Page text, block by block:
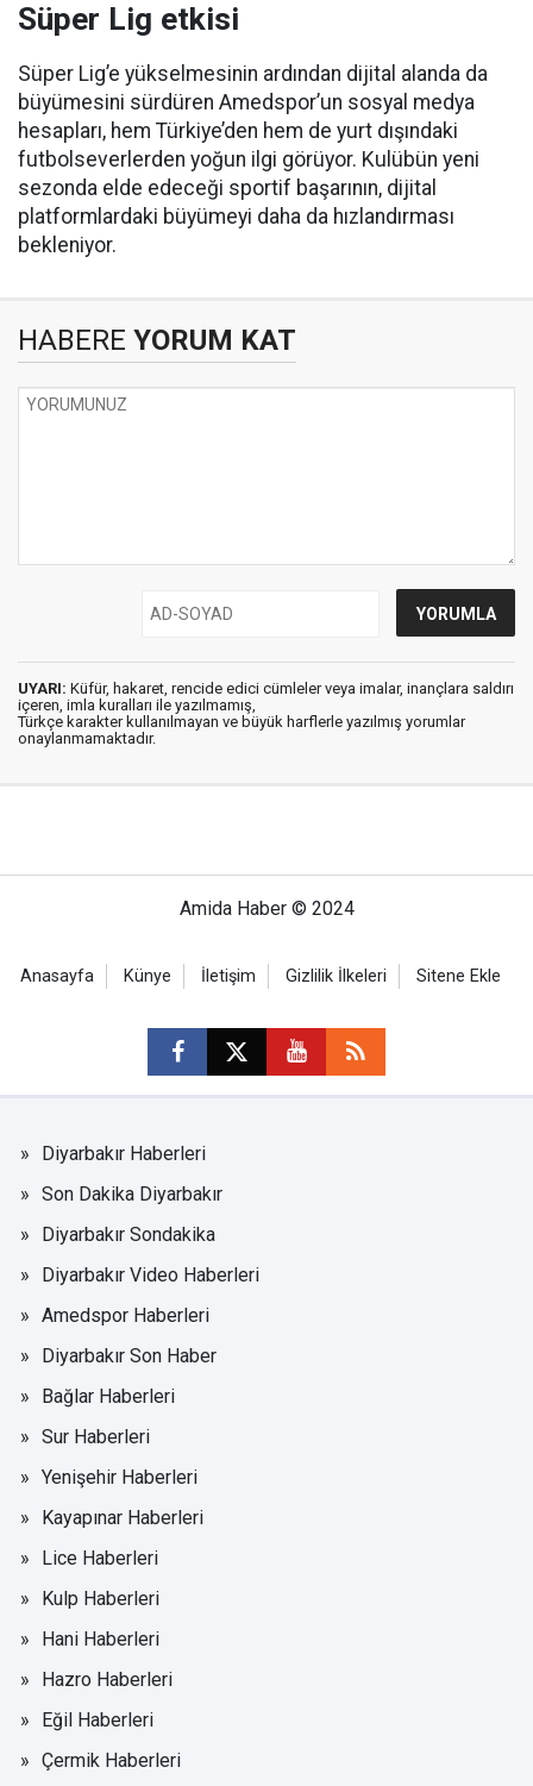
Süper Lig etkisi
Süper Lig’e yükselmesinin ardından dijital alanda da
büyümesini sürdüren Amedspor’un sosyal medya
hesapları, hem Türkiye’den hem de yurt dışındaki
futbolseverlerden yoğun ilgi görüyor. Kulübün yeni
sezonda elde edeceği sportif başarının, dijital
platformlardaki büyümeyi daha da hızlandırması
bekleniyor.
HABERE YORUM KAT
UYARI: Küfür, hakaret, rencide edici cümleler veya imalar, inançlara saldırı
içeren, imla kuralları ile yazılmamış,
Türkçe karakter kullanılmayan ve büyük harflerle yazılmış yorumlar
onaylanmamaktadır.
Amida Haber © 2024
Anasayfa Künye İletişim Gizlilik İlkeleri Sitene Ekle
Diyarbakır Haberleri
Son Dakika Diyarbakır
Diyarbakır Sondakika
Diyarbakır Video Haberleri
Amedspor Haberleri
Diyarbakır Son Haber
Bağlar Haberleri
Sur Haberleri
Yenişehir Haberleri
Kayapınar Haberleri
Lice Haberleri
Kulp Haberleri
Hani Haberleri
Hazro Haberleri
Eğil Haberleri
Çermik Haberleri